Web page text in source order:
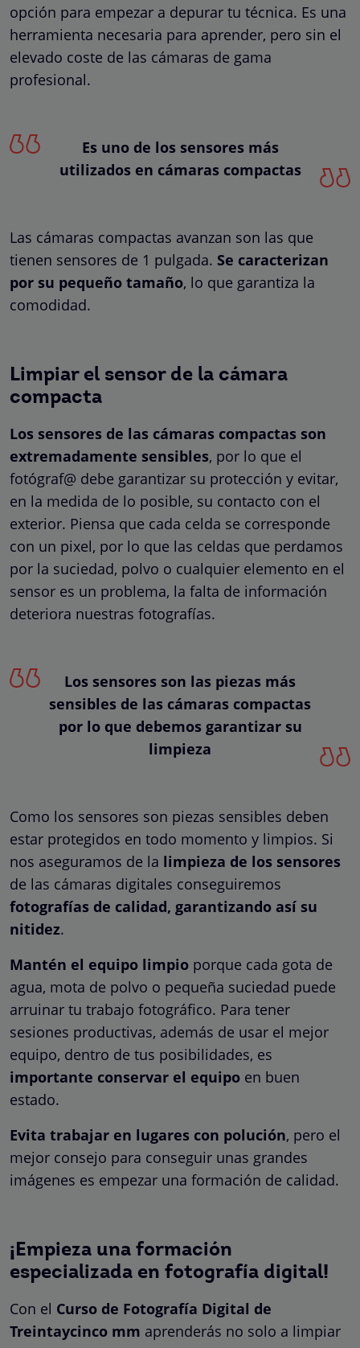
opción para empezar a depurar tu técnica. Es una
herramienta necesaria para aprender, pero sin el
elevado coste de las cámaras de gama
profesional.
Es uno de los sensores más
utilizados en cámaras compactas
Las cámaras compactas avanzan son las que
tienen sensores de 1 pulgada. Se caracterizan
por su pequeño tamaño, lo que garantiza la
comodidad.
Limpiar el sensor de la cámara
compacta
Los sensores de las cámaras compactas son
extremadamente sensibles, por lo que el
fotógraf@ debe garantizar su protección y evitar,
en la medida de lo posible, su contacto con el
exterior. Piensa que cada celda se corresponde
con un pixel, por lo que las celdas que perdamos
por la suciedad, polvo o cualquier elemento en el
sensor es un problema, la falta de información
deteriora nuestras fotografías.
Los sensores son las piezas más
sensibles de las cámaras compactas
por lo que debemos garantizar su
limpieza
Como los sensores son piezas sensibles deben
estar protegidos en todo momento y limpios. Si
nos aseguramos de la limpieza de los sensores
de las cámaras digitales conseguiremos
fotografías de calidad, garantizando así su
nitidez.
Mantén el equipo limpio porque cada gota de
agua, mota de polvo o pequeña suciedad puede
arruinar tu trabajo fotográfico. Para tener
sesiones productivas, además de usar el mejor
equipo, dentro de tus posibilidades, es
importante conservar el equipo en buen
estado.
Evita trabajar en lugares con polución, pero el
mejor consejo para conseguir unas grandes
imágenes es empezar una formación de calidad.
¡Empieza una formación
especializada en fotografía digital!
Con el Curso de Fotografía Digital de
Treintaycinco mm aprenderás no solo a limpiar